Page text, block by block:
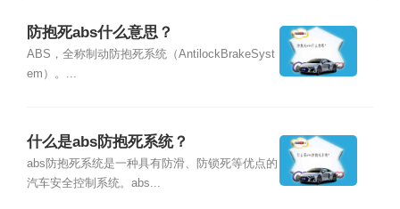
防抱死abs什么意思？
ABS，全称制动防抱死系统（AntilockBrakeSyst
em）。...
什么是abs防抱死系统？
abs防抱死系统是一种具有防滑、防锁死等优点的
汽车安全控制系统。abs...